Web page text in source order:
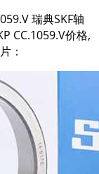
瑞典SKF轴
CC.1059.V价格,
：